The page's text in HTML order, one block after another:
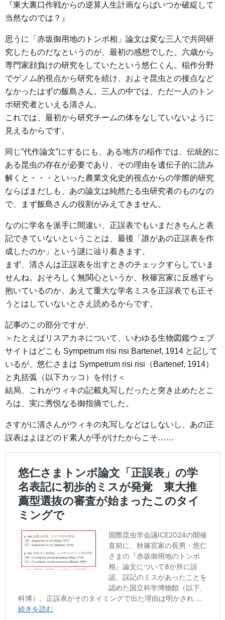
『東大裏口作戦からの逆算人生計画ならばいつか破綻して
当然なのでは？』
思うに「赤坂御用地のトンボ相」論文は変な三人で共同研
究したものだなというのが、最初の感想でした。六歳から
専門家顔負けの研究をしていたという悠仁くん。稲作分野
でゲノム的視点から研究を続け、およそ昆虫との接点など
なかったはずの飯島さん。三人の中では、ただ一人のトン
ボ研究者といえる清さん。
これでは、最初から研究チームの体をなしていないように
見えるからです。
同じ”代作論文”にするにも、ある地方の稲作では、伝統的に
ある昆虫の存在が必要であり、その理由を遺伝子的に読み
解くと・・・といった農業文化史的視点からの学際的研究
ならばまだしも、あの論文は純然たる虫研究者のものなの
で、まず飯島さんの役割がみえてきません。
なのに学名を派手に間違い、正誤表でもいまだきちんと表
記できていないということは、最後「誰があの正誤表を作
成したのか」という謎に辿り着きます。
まず、清さんは正誤表を出すときのチェックすらしていま
せんね。おそろしく無関心というか、秋篠宮家に反感すら
抱いているのか、あえて重大な学名ミスを正誤表でも正そ
うとはしていないとさえ読めるからです。
記事のこの部分ですが、
＞たとえばリスアカネについて、いわゆる生物図鑑ウェブ
サイトはどこも Sympetrum risi risi Bartenef, 1914 と記して
いるが、悠仁さまは Sympetrum risi risi（Bartenef, 1914）
と丸括弧（以下カッコ）を付け＜
結局、これがウィキの記載丸写しだったと突き止めたとこ
ろは、実に秀悦なる御指摘でした。
さすがに清さんがウィキの丸写しなどはしないし、あの正
誤表はよほどのド素人が手がけたからこそ……